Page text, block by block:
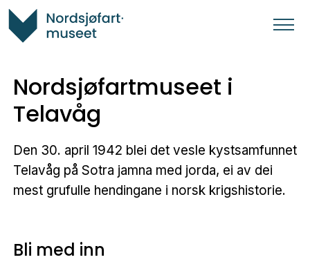
Nordsjøfartmuseet i
Telavåg
Den 30. april 1942 blei det vesle kystsamfunnet
Telavåg på Sotra jamna med jorda, ei av dei
mest grufulle hendingane i norsk krigshistorie.
Bli med inn